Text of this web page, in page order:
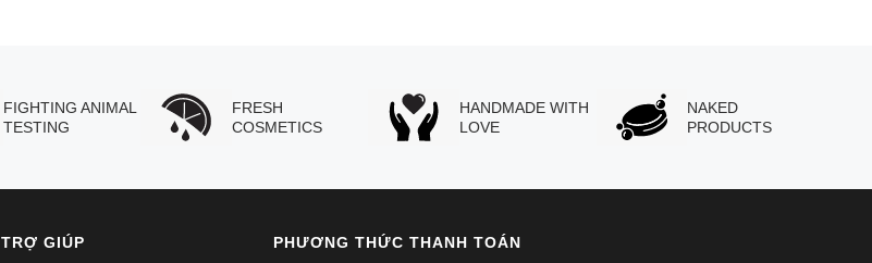
FIGHTING ANIMAL
TESTING
FRESH
COSMETICS
HANDMADE WITH
LOVE
NAKED
PRODUCTS
TRỢ GIÚP PHƯƠNG THỨC THANH TOÁN